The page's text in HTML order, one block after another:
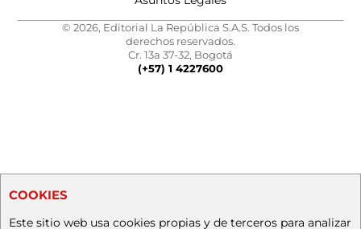
© 2026, Editorial La República S.A.S. Todos los
derechos reservados.
Cr. 13a 37-32, Bogotá
(+57) 1 4227600
COOKIES
Este sitio web usa cookies propias y de terceros para analizar